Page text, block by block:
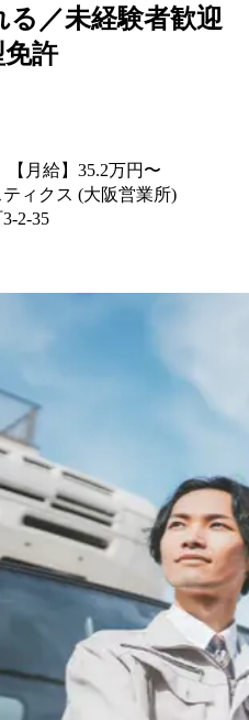
／未経験者歓迎
許
【月給】35.2万円〜
ィクス (大阪営業所)
2-35